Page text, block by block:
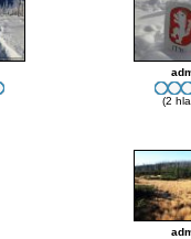
(2